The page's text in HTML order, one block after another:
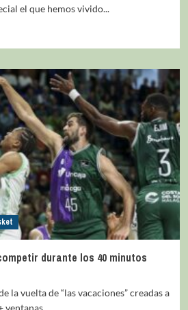
el que hemos vivido...
durante los 40 minutos
la vuelta de “las vacaciones” creadas a